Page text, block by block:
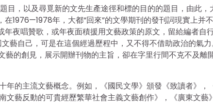
目，以及尋覓新的文先生產途徑和標的目的的題目，由此，
1976—1978年，大都“回來”的文學期刊的發刊詞現實上并
夜唱贊歌，或年夜面積援用文藝政策的原文，留給編者自
藝自己，可是在這個經過歷程中，又不得不借助政治的氣力
藝的創見，展示開辦刊物的主旨，卻在字里行間不克不及離
年的主流文藝概念。例如，《國民文學》頒發《致讀者》，
文藝反動的可貴經歷繁華社會主義文藝創作》，《廣東文藝